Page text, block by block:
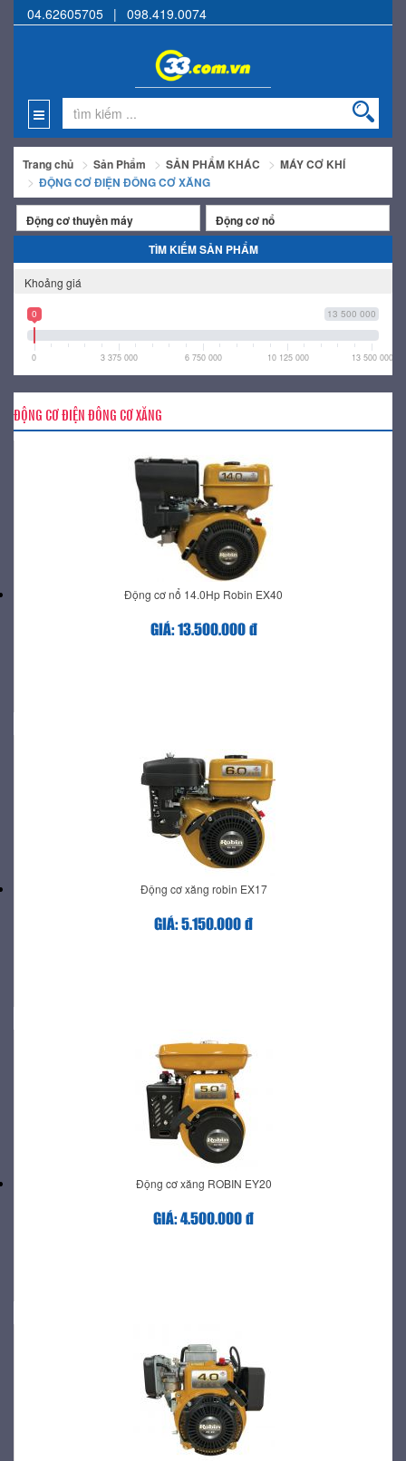
04.62605705 | 098.419.0074
Trang chủ Sản Phẩm SẢN PHẨM KHÁC
MÁY CƠ KHÍ
ĐỘNG CƠ ĐIỆN ĐÔNG CƠ XĂNG
Động cơ thuyền máy
Động cơ nổ
TÌM KIẾM SẢN PHẨM
Khoảng giá
13 500 000
0
0 3 375 000 6 750 000 10 125 000 13 500 000
ĐỘNG CƠ ĐIỆN ĐÔNG CƠ XĂNG
Động cơ nổ 14.0Hp Robin EX40
GIÁ: 13.500.000 đ
Động cơ xăng robin EX17
GIÁ: 5.150.000 đ
Động cơ xăng ROBIN EY20
GIÁ: 4.500.000 đ